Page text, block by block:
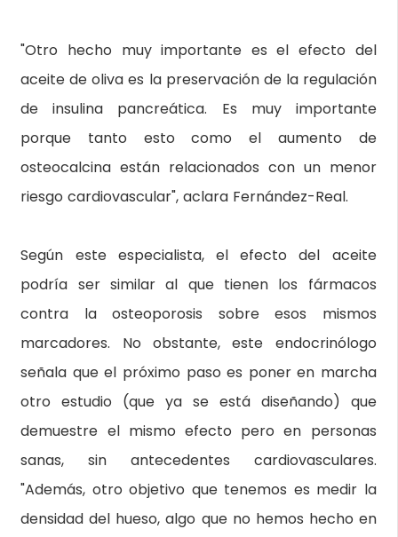
"Otro hecho muy importante es el efecto del
aceite de oliva es la preservación de la regulación
de insulina pancreática. Es muy importante
porque tanto esto como el aumento de
osteocalcina están relacionados con un menor
riesgo cardiovascular", aclara Fernández-Real.
Según este especialista, el efecto del aceite
podría ser similar al que tienen los fármacos
contra la osteoporosis sobre esos mismos
marcadores. No obstante, este endocrinólogo
señala que el próximo paso es poner en marcha
otro estudio (que ya se está diseñando) que
demuestre el mismo efecto pero en personas
sanas, sin antecedentes cardiovasculares.
"Además, otro objetivo que tenemos es medir la
densidad del hueso, algo que no hemos hecho en